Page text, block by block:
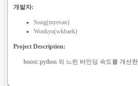
개발자:
Song(myevan)
Wonkyu(wkbaek)
Project Description:
boost::python 의 느린 바인딩 속도를 개선